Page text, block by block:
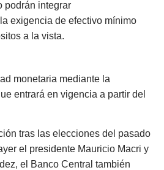
podrán integrar
la exigencia de efectivo mínimo
a la vista.
monetaria mediante la
entrará en vigencia a partir del
tras las elecciones del pasado
el presidente Mauricio Macri y
el Banco Central también